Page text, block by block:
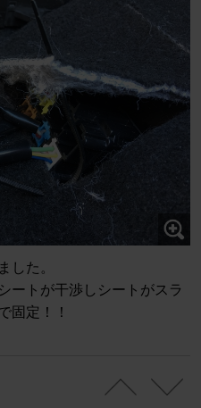
した。
ートが干渉しシートがスラ
固定！！